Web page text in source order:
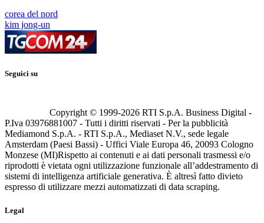
corea del nord
kim jong-un
Seguici su
Copyright © 1999-2026 RTI S.p.A. Business Digital -
P.Iva 03976881007 - Tutti i diritti riservati - Per la pubblicità
Mediamond S.p.A. - RTI S.p.A., Mediaset N.V., sede legale
Amsterdam (Paesi Bassi) - Uffici Viale Europa 46, 20093 Cologno
Monzese (MI)Rispetto ai contenuti e ai dati personali trasmessi e/o
riprodotti è vietata ogni utilizzazione funzionale all’addestramento di
sistemi di intelligenza artificiale generativa. È altresì fatto divieto
espresso di utilizzare mezzi automatizzati di data scraping.
Legal